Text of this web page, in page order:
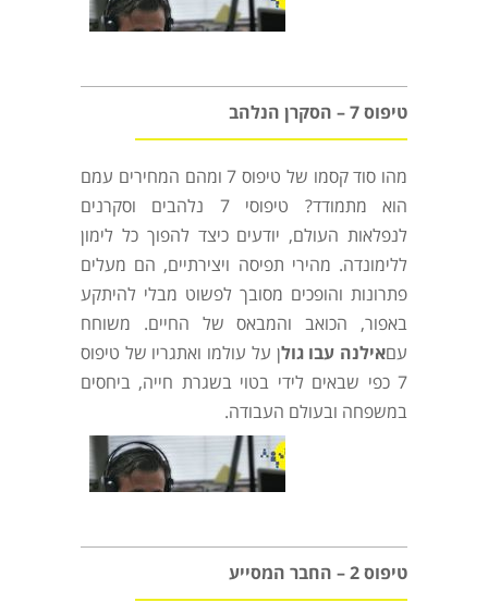
טיפוס 7 – הסקרן הנלהב
מהו סוד קסמו של טיפוס 7 ומהם המחירים עמם
הוא מתמודד? טיפוסי 7 נלהבים וסקרנים
לנפלאות העולם, יודעים כיצד להפוך כל לימון
ללימונדה. מהירי תפיסה ויצירתיים, הם מעלים
פתרונות והופכים מסובך לפשוט מבלי להיתקע
באפור, הכואב והמבאס של החיים. משוחח
עםאילנה עבו גולן על עולמו ואתגריו של טיפוס
7 כפי שבאים לידי בטוי בשגרת חייה, ביחסים
במשפחה ובעולם העבודה.
טיפוס 2 – החבר המסייע